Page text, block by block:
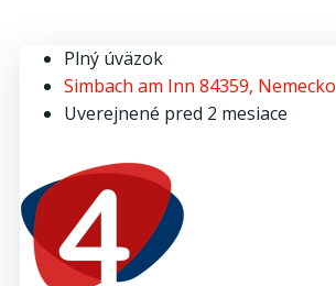
Plný úväzok
Simbach am Inn 84359, Nemecko
Uverejnené pred 2 mesiace